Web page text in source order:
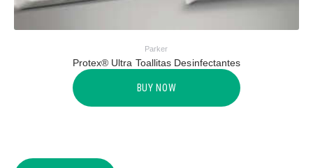
Parker
Protex® Ultra Toallitas Desinfectantes
BUY NOW